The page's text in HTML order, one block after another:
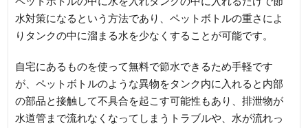
水対策になるという方法であり、ペットボトルの重さによ
りタンクの中に溜まる水を少なくすることが可能です。
自宅にあるものを使って無料で節水できるため手軽です
が、ペットボトルのような異物をタンク内に入れると内部
の部品と接触して不具合を起こす可能性もあり、排泄物が
水道管まで流れなくなってしまうトラブルや、水が流れっ